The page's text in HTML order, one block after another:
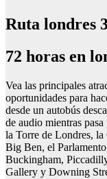
Ruta londres
72 horas en
Vea las principales
oportunidades para
desde un autobús
de audio mientras
la Torre de Londres,
Big Ben, el
Buckingham,
Gallery y Downing